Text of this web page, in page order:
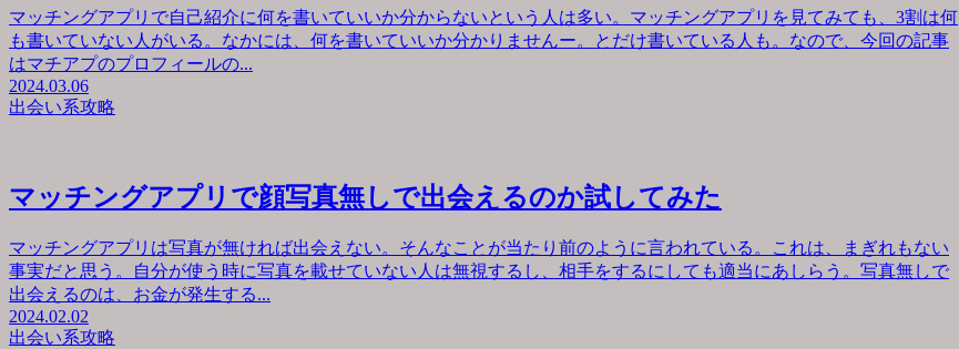
マッチングアプリで自己紹介に何を書いていいか分からないという人は多い。マッチングアプリを見てみても、3割は何
も書いていない人がいる。なかには、何を書いていいか分かりませんー。とだけ書いている人も。なので、今回の記事
はマチアプのプロフィールの...
2024.03.06
出会い系攻略
マッチングアプリで顔写真無しで出会えるのか試してみた
マッチングアプリは写真が無ければ出会えない。そんなことが当たり前のように言われている。これは、まぎれもない
事実だと思う。自分が使う時に写真を載せていない人は無視するし、相手をするにしても適当にあしらう。写真無しで
出会えるのは、お金が発生する...
2024.02.02
出会い系攻略